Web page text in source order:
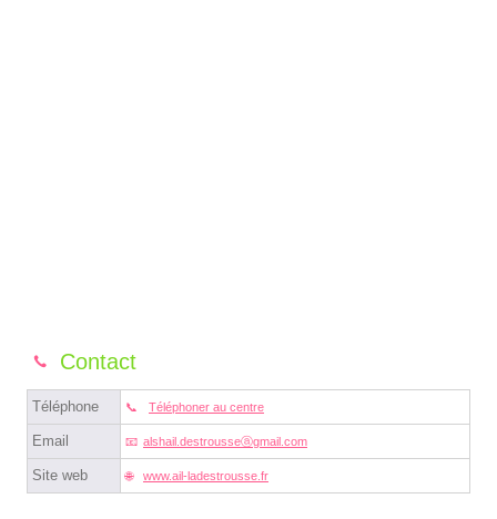
Contact
Téléphone Téléphoner au centre
Email alshail.destrousseⓐgmail.com
Site web www.ail-ladestrousse.fr